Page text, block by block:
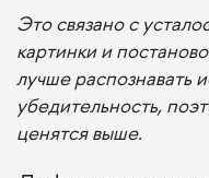
Это связано с
картинки и
лучше распознавать
убедительность,
ценятся выше.